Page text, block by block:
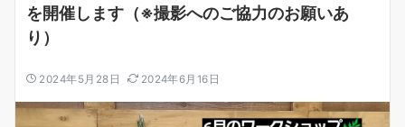
を開催します（※撮影へのご協力のお願いあ
り）
2024年5月28日 2024年6月16日